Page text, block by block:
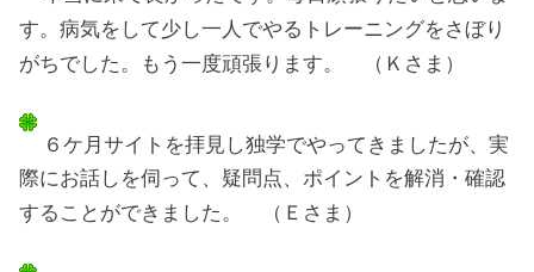
す。病気をして少し一人でやるトレーニングをさぼり
がちでした。もう一度頑張ります。 （Ｋさま）
６ケ月サイトを拝見し独学でやってきましたが、実
際にお話しを伺って、疑問点、ポイントを解消・確認
することができました。 （Ｅさま）